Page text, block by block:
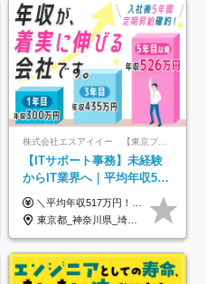
株式会社エスアイイー 【東京プロマーケット上場】
【ITサポート事務】未経験
からIT業界へ｜平均年収517
万円｜ホワイト企業認定｜
年休134日｜リモートOK
＼平均年収517万円！入社5年目まで毎年必ず昇給／ ■賞与年3回 ■年収800万円以上も可 ■入社3年以上の平均年収469.2万円 月給23万2000円以上＋賞与年3回＋各種手当 ☆入社5年目まで最大1万5000円の定期昇給を確約 ┃各種手当充実 ・規定の資格を取得すれば、2000円～5万円を毎月支給（2万4000円～60万円／年） ・研修中に取得した取得率95％の資格でも研修後の給料UP ※月給は年齢・経験・能力を考慮して、優遇いたします ※上記月給金額は固定残業代（20時間/3万1300円円以上）を含み、超過分は別途支給いたします ※試用期間（6ヶ月）は月給に変動はありますが、その他待遇に差異はありません ├入社後1ヶ月～3ヶ月間は、月給20万1900円となります └上記金額は固定残業代（10時間／1万6000円）を含み、超過分は別途支給いたします
東京都_神奈川県_埼玉県_千葉県_大阪府_愛知県_北海道_青森県_岩手県_宮城県_秋田県_山形県_福島県_茨城県_栃木県_群馬県_新潟県_山梨県_長野県_富山県_石川県_福井県_静岡県_岐阜県_三重県_兵庫県_京都府_滋賀県_奈良県_和歌山県_広島県_岡山県_鳥取県_島根県_山口県_徳島県_香川県_愛媛県_高知県_福岡県_熊本県_佐賀県_長崎県_大分県_宮崎県_鹿児島県_沖縄県